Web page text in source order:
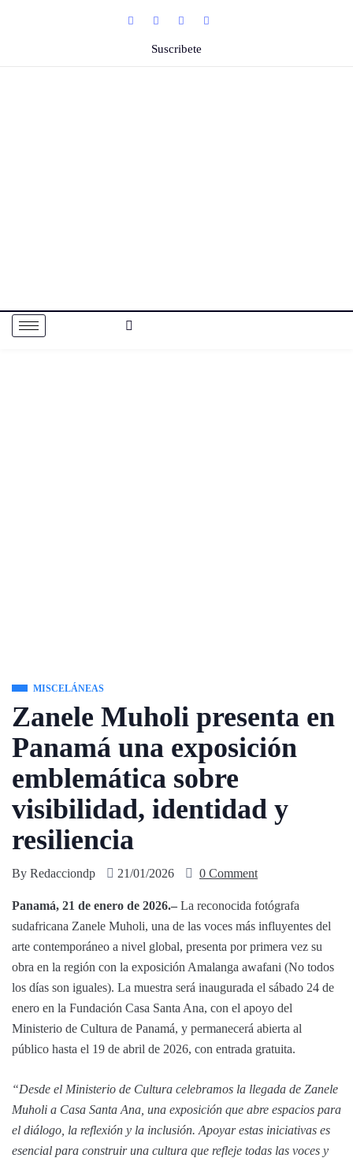
Suscribete
MISCELÁNEAS
Zanele Muholi presenta en
Panamá una exposición
emblemática sobre
visibilidad, identidad y
resiliencia
By Redacciondp 21/01/2026 0 Comment
Panamá, 21 de enero de 2026.– La reconocida fotógrafa
sudafricana Zanele Muholi, una de las voces más influyentes del
arte contemporáneo a nivel global, presenta por primera vez su
obra en la región con la exposición Amalanga awafani (No todos
los días son iguales). La muestra será inaugurada el sábado 24 de
enero en la Fundación Casa Santa Ana, con el apoyo del
Ministerio de Cultura de Panamá, y permanecerá abierta al
público hasta el 19 de abril de 2026, con entrada gratuita.
“Desde el Ministerio de Cultura celebramos la llegada de Zanele
Muholi a Casa Santa Ana, una exposición que abre espacios para
el diálogo, la reflexión y la inclusión. Apoyar estas iniciativas es
esencial para construir una cultura que refleje todas las voces y